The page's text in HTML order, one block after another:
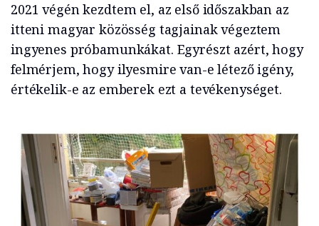
2021 végén kezdtem el, az első időszakban az
itteni magyar közösség tagjainak végeztem
ingyenes próbamunkákat. Egyrészt azért, hogy
felmérjem, hogy ilyesmire van-e létező igény,
értékelik-e az emberek ezt a tevékenységet.